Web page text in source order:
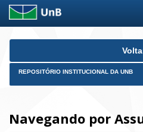
Skip
REPOSITÓRIO INSTITUCIONAL DA UNB
Navegando por